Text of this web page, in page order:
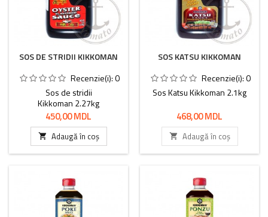
SOS DE STRIDII KIKKOMAN
Recenzie(i):0
Sos de stridii
Kikkoman 2.27kg
Preț
450,00 MDL
 Adaugă în coș
SOS KATSU KIKKOMAN
Recenzie(i):0
Sos Katsu Kikkoman 2.1kg
Preț
468,00 MDL
 Adaugă în coș